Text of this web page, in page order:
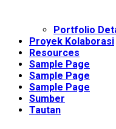
Portfolio
Proyek Kolaborasi
Resources
Sample Page
Sample Page
Sample Page
Sumber
Tautan